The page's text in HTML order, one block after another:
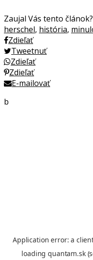
Zaujal Vás tento
herschel, história,
Zdieľať
Tweetnuť
Zdieľať
Zdieľať
E-mailovať
b